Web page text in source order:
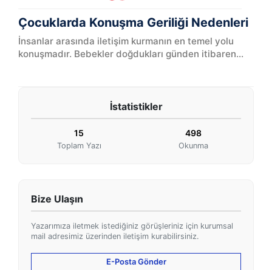
Çocuklarda Konuşma Geriliği Nedenleri
İnsanlar arasında iletişim kurmanın en temel yolu
konuşmadır. Bebekler doğdukları günden itibaren
İstatistikler
15
Toplam Yazı
498
Okunma
Bize Ulaşın
Yazarımıza iletmek istediğiniz görüşleriniz için kurumsal
mail adresimiz üzerinden iletişim kurabilirsiniz.
E-Posta Gönder